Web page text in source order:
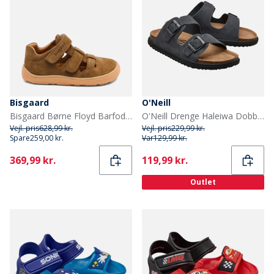
Bisgaard
Bisgaard Børne Floyd Barfodssandaler Earth
Vejl. pris628,99 kr.
Spare259,00 kr.
Current
369,99 kr.
O'Neill
O'Neill Drenge Haleiwa Dobbelt Spænde Sandaler Dress Blues
Vejl. pris229,99 kr.
Var129,99 kr.
Current
119,99 kr.
Outlet